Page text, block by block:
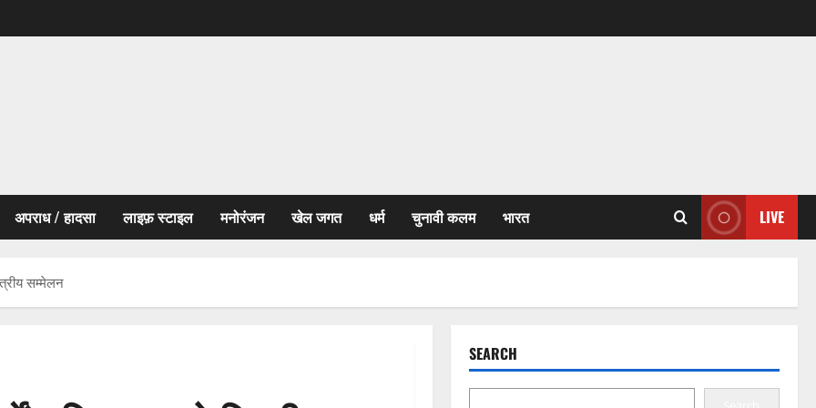
अपराध / हादसा लाइफ़ स्टाइल मनोरंजन खेल जगत धर्म चुनावी कलम भारत LIVE
सम्मेलन
SEARCH